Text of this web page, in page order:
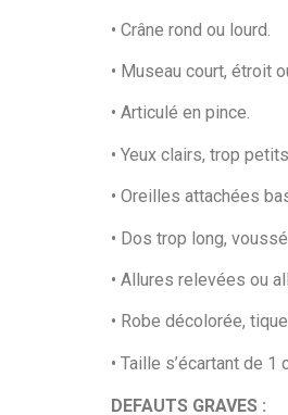
• Crâne rond ou lourd.
• Museau court, étroit
• Articulé en pince.
• Yeux clairs, trop
• Oreilles attachées
• Dos trop long,
• Allures relevées ou
• Robe décolorée,
• Taille s’écartant de 1
DEFAUTS GRAVES :